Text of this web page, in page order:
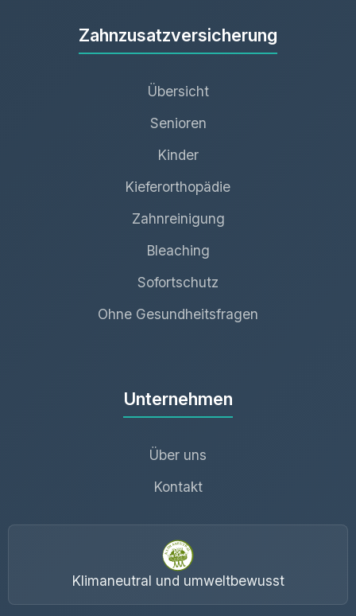
Zahnzusatzversicherung
Übersicht
Senioren
Kinder
Kieferorthopädie
Zahnreinigung
Bleaching
Sofortschutz
Ohne Gesundheitsfragen
Unternehmen
Über uns
Kontakt
Klimaneutral und umweltbewusst